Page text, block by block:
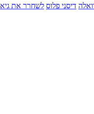
דיסני פלוס לשחרר את גיא